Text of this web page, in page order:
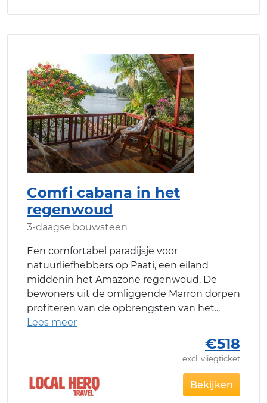
Comfi cabana in het
regenwoud
3-daagse bouwsteen
Een comfortabel paradijsje voor
natuurliefhebbers op Paati, een eiland
middenin het Amazone regenwoud. De
bewoners uit de omliggende Marron dorpen
profiteren van de opbrengsten van het
€518
excl. vliegticket
Bekijken